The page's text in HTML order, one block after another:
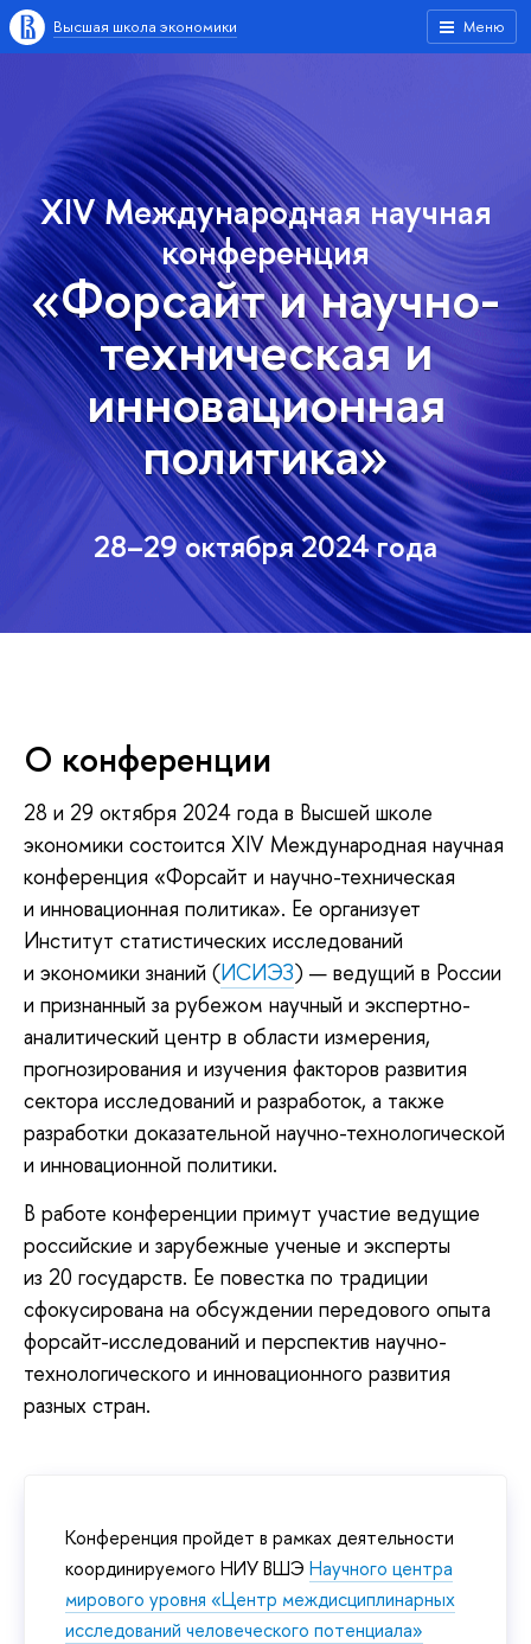
Меню
Высшая школа экономики
XIV Международная научная
конференция
«Форсайт и научно-
техническая и
инновационная
политика»
28–29 октября 2024 года
О конференции
28 и 29 октября 2024 года в Высшей школе
экономики состоится XIV Международная научная
конференция «Форсайт и научно-техническая
и инновационная политика». Ее организует
Институт статистических исследований
и экономики знаний (ИСИЭЗ) — ведущий в России
и признанный за рубежом научный и экспертно-
аналитический центр в области измерения,
прогнозирования и изучения факторов развития
сектора исследований и разработок, а также
разработки доказательной научно-технологической
и инновационной политики.
В работе конференции примут участие ведущие
российские и зарубежные ученые и эксперты
из 20 государств. Ее повестка по традиции
сфокусирована на обсуждении передового опыта
форсайт-исследований и перспектив научно-
технологического и инновационного развития
разных стран.
Конференция пройдет в рамках деятельности
координируемого НИУ ВШЭ Научного центра
мирового уровня «Центр междисциплинарных
исследований человеческого потенциала»